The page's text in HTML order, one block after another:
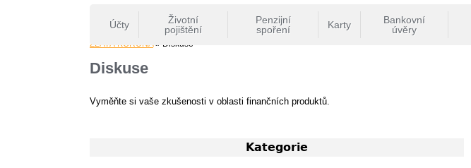
Účty
Životní
pojištění
Penzijní
spoření
Karty
Bankovní
úvěry
ZLATÁ KORUNA» Diskuse
Diskuse
Vyměňte si vaše zkušenosti v oblasti finančních produktů.
Kategorie